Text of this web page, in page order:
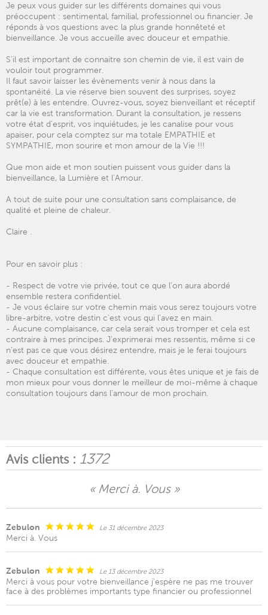
Je peux vous guider sur les différents domaines qui vous
préoccupent : sentimental, familial, professionnel ou financier. Je
réponds à vos questions avec la plus grande honnêteté et
bienveillance. Je vous accueille avec douceur et empathie.
S’il est important de connaitre son chemin de vie, il est vain de
vouloir tout programmer.
Il faut savoir laisser les évènements venir à nous dans la
spontanéité. La vie réserve bien souvent des surprises, soyez
prêt(e) à les entendre. Ouvrez-vous, soyez bienveillant et réceptif
car la vie est transformation. Durant la consultation, je ressens
votre état d’esprit, vos inquiétudes, je les canalise pour vous
apaiser, pour cela comptez sur ma totale EMPATHIE et
SYMPATHIE, mon sourire et mon amour de la Vie !!!
Que mon aide et mon soutien puissent vous guider dans la
bienveillance, la Lumière et l'Amour.
A tout de suite pour une consultation sans complaisance, de
qualité et pleine de chaleur.
Claire .
Pour en savoir plus :
- Respect de votre vie privée, tout ce que l’on aura abordé
ensemble restera confidentiel.
- Je vous éclaire sur votre chemin mais vous serez toujours votre
libre-arbitre, votre destin c’est vous qui l’avez en main.
- Aucune complaisance, car cela serait vous tromper et cela est
contraire à mes principes. J’exprimerai mes ressentis, même si ce
n’est pas ce que vous désirez entendre, mais je le ferai toujours
avec douceur et empathie.
- Chaque consultation est différente, vous êtes unique et je fais de
mon mieux pour vous donner le meilleur de moi-même à chaque
consultation toujours dans l’amour de mon prochain.
Avis clients : 1372
« Merci à. Vous »
Zebulon Le 31 décembre 2023
Merci à. Vous
Zebulon Le 13 décembre 2023
Merci à vous pour votre bienveillance j’espère ne pas me trouver
face à des problèmes importants type financier ou professionnel